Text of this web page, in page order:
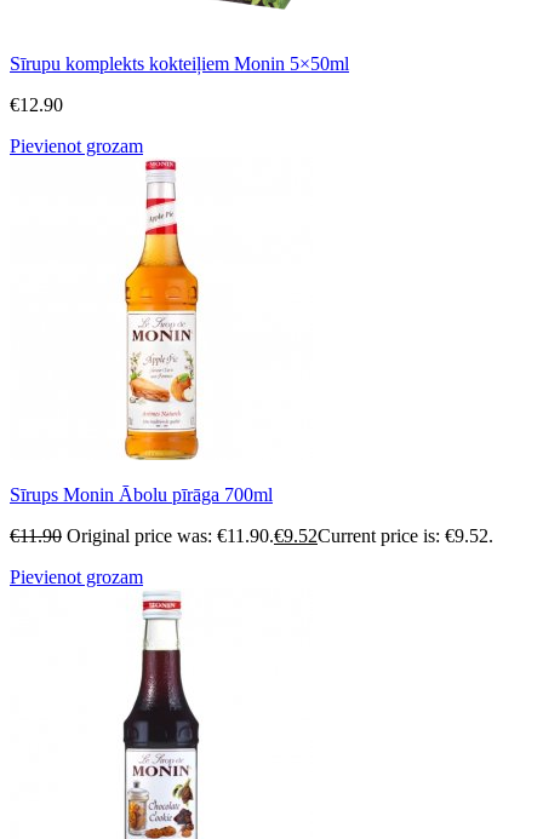
Sīrupu komplekts kokteiļiem Monin 5×50ml
€12.90
Pievienot grozam
Sīrups Monin Ābolu pīrāga 700ml
€11.90 Original price was: €11.90.€9.52Current price is: €9.52.
Pievienot grozam